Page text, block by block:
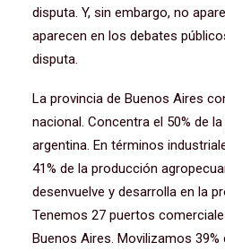
disputa. Y, sin embargo, no
aparecen en los debates
disputa.
La provincia de Buenos Aires
nacional. Concentra el 50% de
argentina. En términos
41% de la producción
desenvuelve y desarrolla en la
Tenemos 27 puertos
Buenos Aires. Movilizamos 39%